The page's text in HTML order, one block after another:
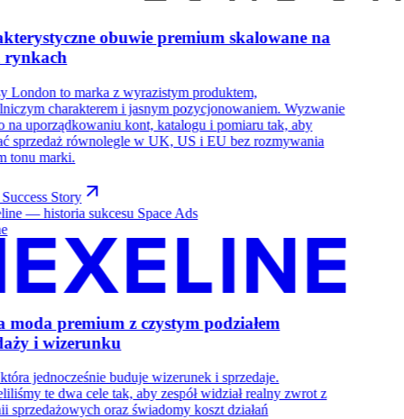
obuwie premium skalowane na
rynkach
London to marka z wyrazistym produktem,
charakterem i jasnym pozycjonowaniem. Wyzwanie
na uporządkowaniu kont, katalogu i pomiaru tak, aby
sprzedaż równolegle w UK, US i EU bez rozmywania
tonu marki.
Story
moda premium z czystym podziałem
i wizerunku
jednocześnie buduje wizerunek i sprzedaje.
te dwa cele tak, aby zespół widział realny zwrot z
sprzedażowych oraz świadomy koszt działań